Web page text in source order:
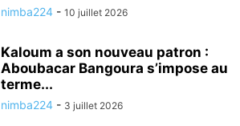
nimba224 - 10 juillet 2026
Kaloum a son nouveau patron :
Aboubacar Bangoura s’impose au
terme...
nimba224 - 3 juillet 2026